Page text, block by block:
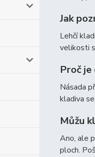
Jak
Lehčí
velikosti
Proč
Násada
kladiva
Můžu
Ano, ale
ploch.